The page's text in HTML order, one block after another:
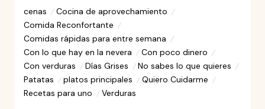
cenas
Cocina de aprovechamiento
Comida Reconfortante
Comidas rápidas para entre semana
Con lo que hay en la nevera
Con poco dinero
Con verduras
Días Grises
No sabes lo que quieres
Patatas
platos principales
Quiero Cuidarme
Recetas para uno
Verduras